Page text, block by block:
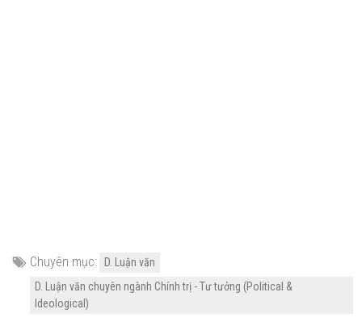
Chuyên mục:
D. Luận văn
D. Luận văn chuyên ngành Chính trị - Tư tưởng (Political &
Ideological)